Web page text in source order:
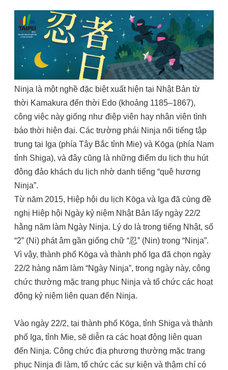
Ninja là một nghề đặc biệt xuất hiện tại Nhật Bản từ
thời Kamakura đến thời Edo (khoảng 1185–1867),
công việc này giống như điệp viên hay nhân viên tình
báo thời hiện đại. Các trường phái Ninja nổi tiếng tập
trung tại Iga (phía Tây Bắc tỉnh Mie) và Kōga (phía Nam
tỉnh Shiga), và đây cũng là những điểm du lịch thu hút
đông đảo khách du lịch nhờ danh tiếng “quê hương
Ninja”.
Từ năm 2015, Hiệp hội du lịch Kōga và Iga đã cùng đề
nghị Hiệp hội Ngày kỷ niệm Nhật Bản lấy ngày 22/2
hằng năm làm Ngày Ninja. Lý do là trong tiếng Nhật, số
“2” (Ni) phát âm gần giống chữ “忍” (Nin) trong “Ninja”.
Vì vậy, thành phố Kōga và thành phố Iga đã chọn ngày
22/2 hàng năm làm “Ngày Ninja”, trong ngày này, công
chức thường mặc trang phục Ninja và tổ chức các hoạt
động kỷ niệm liên quan đến Ninja.
Vào ngày 22/2, tại thành phố Kōga, tỉnh Shiga và thành
phố Iga, tỉnh Mie, sẽ diễn ra các hoạt động liên quan
đến Ninja. Công chức địa phương thường mặc trang
phục Ninja đi làm, tổ chức các sự kiện và thậm chí có